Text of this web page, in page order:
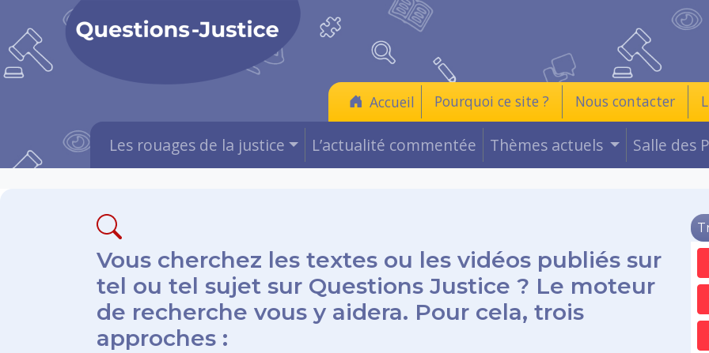
Accueil Pourquoi ce site ? Nous contacter
Les rouages de la justice L’actualité commentée Thèmes actuels Salle des
Vous cherchez les textes ou les vidéos publiés sur
tel ou tel sujet sur Questions Justice ? Le moteur
de recherche vous y aidera. Pour cela, trois
approches :